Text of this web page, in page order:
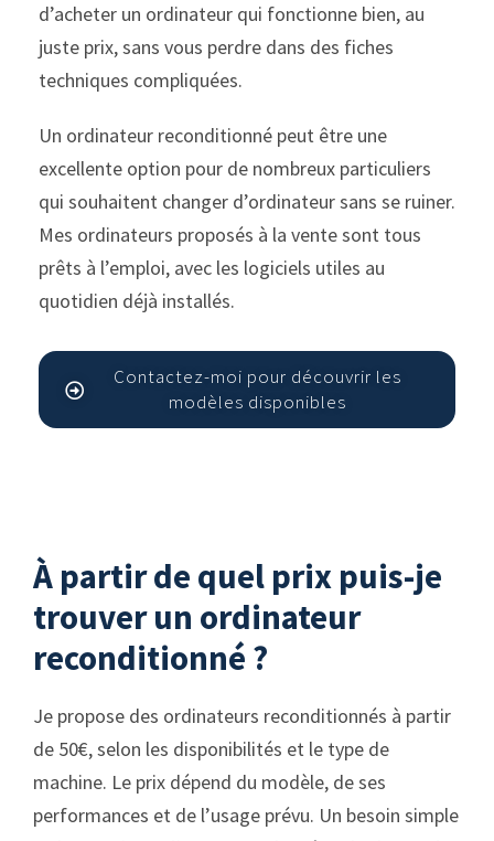
d’acheter un ordinateur qui fonctionne bien, au
juste prix, sans vous perdre dans des fiches
techniques compliquées.
Un ordinateur reconditionné peut être une
excellente option pour de nombreux particuliers
qui souhaitent changer d’ordinateur sans se ruiner.
Mes ordinateurs proposés à la vente sont tous
prêts à l’emploi, avec les logiciels utiles au
quotidien déjà installés.
Contactez-moi pour découvrir les
modèles disponibles
À partir de quel prix puis-je
trouver un ordinateur
reconditionné ?
Je propose des ordinateurs reconditionnés à partir
de 50€, selon les disponibilités et le type de
machine. Le prix dépend du modèle, de ses
performances et de l’usage prévu. Un besoin simple